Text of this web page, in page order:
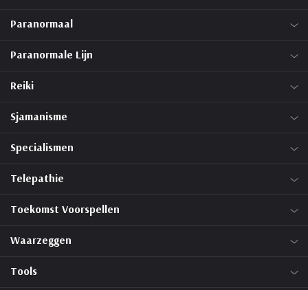
Paranormaal
Paranormale Lijn
Reiki
Sjamanisme
Specialismen
Telepathie
Toekomst Voorspellen
Waarzeggen
Tools